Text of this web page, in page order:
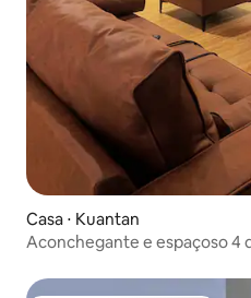
Casa ⋅ Kuantan
Aconchegante e espaçoso 4